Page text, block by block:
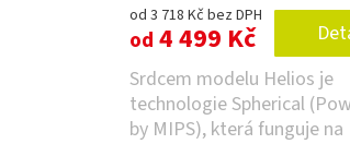
od 3 718 Kč bez DPH
od 4 499 Kč
Srdcem modelu Helios je
technologie Spherical
by MIPS), která funguje na